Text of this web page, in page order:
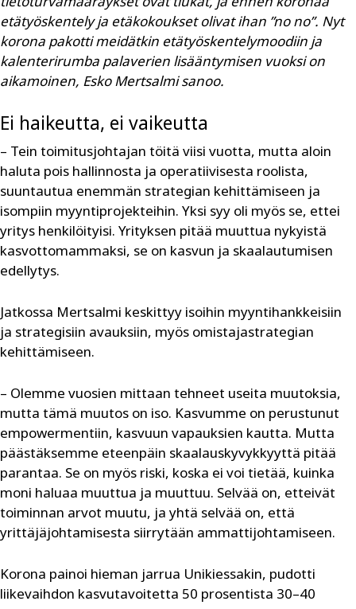
etätyöskentely ja etäkokoukset olivat ihan ”no no”. Nyt
korona pakotti meidätkin etätyöskentelymoodiin ja
kalenterirumba palaverien lisääntymisen vuoksi on
aikamoinen, Esko Mertsalmi sanoo.
Ei haikeutta, ei vaikeutta
– Tein toimitusjohtajan töitä viisi vuotta, mutta aloin
haluta pois hallinnosta ja operatiivisesta roolista,
suuntautua enemmän strategian kehittämiseen ja
isompiin myyntiprojekteihin. Yksi syy oli myös se, ettei
yritys henkilöityisi. Yrityksen pitää muuttua nykyistä
kasvottomammaksi, se on kasvun ja skaalautumisen
edellytys.
Jatkossa Mertsalmi keskittyy isoihin myyntihankkeisiin
ja strategisiin avauksiin, myös omistajastrategian
kehittämiseen.
– Olemme vuosien mittaan tehneet useita muutoksia,
mutta tämä muutos on iso. Kasvumme on perustunut
empowermentiin, kasvuun vapauksien kautta. Mutta
päästäksemme eteenpäin skaalauskyvykkyyttä pitää
parantaa. Se on myös riski, koska ei voi tietää, kuinka
moni haluaa muuttua ja muuttuu. Selvää on, etteivät
toiminnan arvot muutu, ja yhtä selvää on, että
yrittäjäjohtamisesta siirrytään ammattijohtamiseen.
Korona painoi hieman jarrua Unikiessakin, pudotti
liikevaihdon kasvutavoitetta 50 prosentista 30–40